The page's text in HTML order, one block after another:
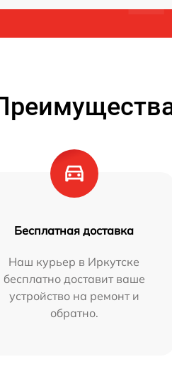
Бесплатная доставка
Наш курьер в Иркутске
бесплатно доставит ваше
устройство на ремонт и
обратно.